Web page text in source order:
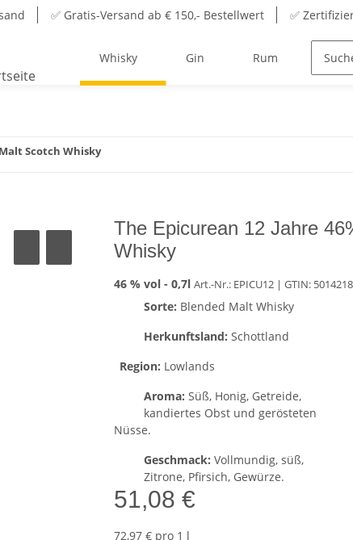
✅ Gratis-Versand ab € 150,- Bestellwert ✅
Whisky Gin Rum
Scotch Whisky
The Epicurean 12 Jahre
Whisky
46 % vol - 0,7l Art.-Nr.: EPICU12 | GTIN:
Sorte: Blended Malt Whisky
Herkunftsland: Schottland
Region: Lowlands
Aroma:
kandiertes Obst und gerösteten
Nüsse.
Geschmack:
Zitrone, Pfirsich, Gewürze.
51,08 €
72,97 € pro 1 l